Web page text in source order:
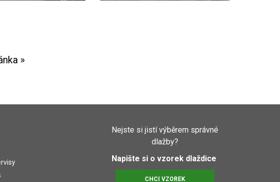
»
Nejste si jistí výběrem správné
dlažby?
Napište si o vzorek dlaždice
CHCI VZOREK